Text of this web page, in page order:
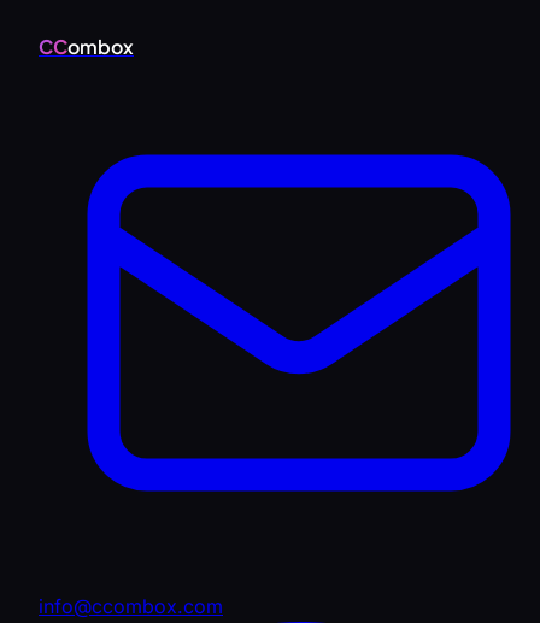
CCombox
info@ccombox.com